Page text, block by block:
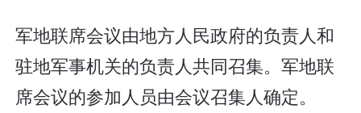
军地联席会议由地方人民政府的负责人和
驻地军事机关的负责人共同召集。军地联
席会议的参加人员由会议召集人确定。